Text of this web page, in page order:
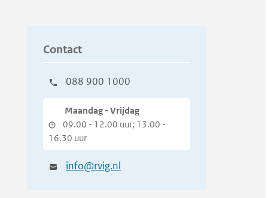
Contact
088 900 1000
Maandag - Vrijdag
09.00 - 12.00 uur; 13.00 -
16.30 uur
info@rvig.nl